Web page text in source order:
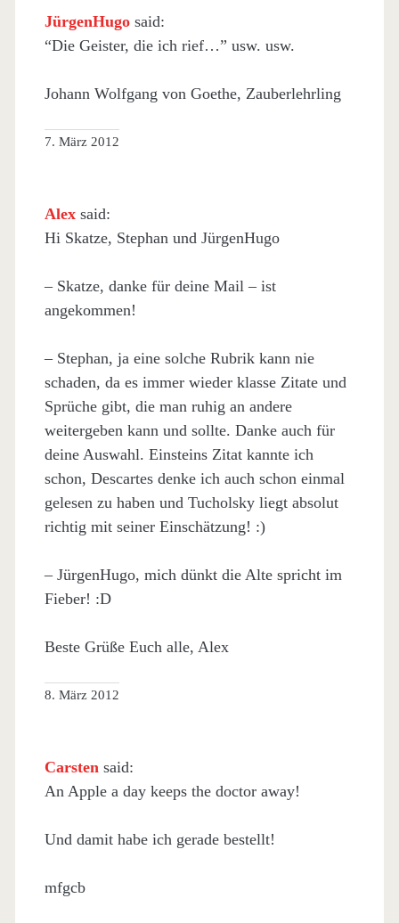
JürgenHugo said:
“Die Geister, die ich rief…” usw. usw.
Johann Wolfgang von Goethe, Zauberlehrling
7. März 2012
Alex said:
Hi Skatze, Stephan und JürgenHugo
– Skatze, danke für deine Mail – ist
angekommen!
– Stephan, ja eine solche Rubrik kann nie
schaden, da es immer wieder klasse Zitate und
Sprüche gibt, die man ruhig an andere
weitergeben kann und sollte. Danke auch für
deine Auswahl. Einsteins Zitat kannte ich
schon, Descartes denke ich auch schon einmal
gelesen zu haben und Tucholsky liegt absolut
richtig mit seiner Einschätzung! :)
– JürgenHugo, mich dünkt die Alte spricht im
Fieber! :D
Beste Grüße Euch alle, Alex
8. März 2012
Carsten said:
An Apple a day keeps the doctor away!
Und damit habe ich gerade bestellt!
mfgcb